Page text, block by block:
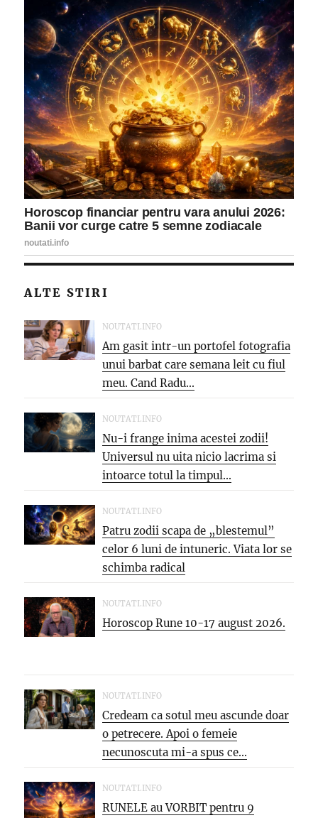
ALTE STIRI
NOUTATI.INFO
Am gasit intr-un portofel fotografia
unui barbat care semana leit cu fiul
meu. Cand Radu...
NOUTATI.INFO
Nu-i frange inima acestei zodii!
Universul nu uita nicio lacrima si
intoarce totul la timpul...
NOUTATI.INFO
Patru zodii scapa de „blestemul”
celor 6 luni de intuneric. Viata lor se
schimba radical
NOUTATI.INFO
Horoscop Rune 10-17 august 2026.
NOUTATI.INFO
Credeam ca sotul meu ascunde doar
o petrecere. Apoi o femeie
necunoscuta mi-a spus ce...
NOUTATI.INFO
RUNELE au VORBIT pentru 9